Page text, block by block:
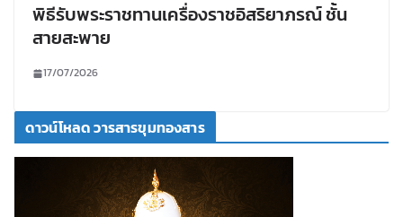
พิธีรับพระราชทานเครื่องราชอิสริยาภรณ์ ชั้น
สายสะพาย
17/07/2026
ดาวน์โหลด วารสารขุมทองสาร